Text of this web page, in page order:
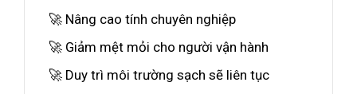
🚀 Nâng cao tính chuyên nghiệp
🚀 Giảm mệt mỏi cho người vận hành
🚀 Duy trì môi trường sạch sẽ liên tục